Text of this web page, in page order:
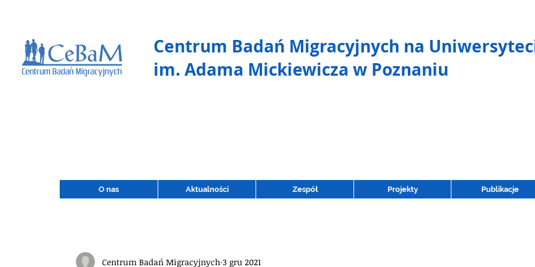
Centrum Badań Migracyjnych na
im. Adama Mickiewicza w Poznaniu
O nas Aktualności Zespół Projekty Publikacje
Centrum Badań Migracyjnych 3 gru 2021